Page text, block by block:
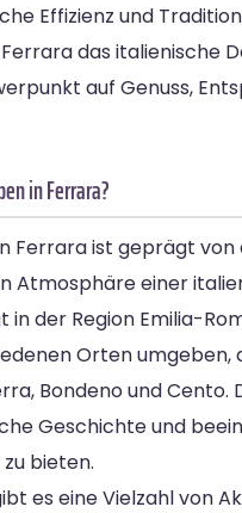
Effizienz und
das italienische
auf Genuss,
in Ferrara?
Ferrara ist geprägt von
Atmosphäre einer
in der Region Emilia-
Orten umgeben,
Bondeno und Cento.
Geschichte und
bieten.
es eine Vielzahl von